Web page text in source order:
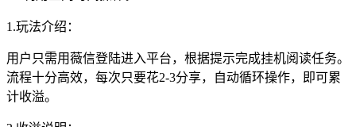
1.玩法介绍：
用户只需用薇信登陆进入平台，根据提示完成挂机阅读任务。
流程十分高效，每次只要花2-3分享，自动循环操作，即可累
计收溢。